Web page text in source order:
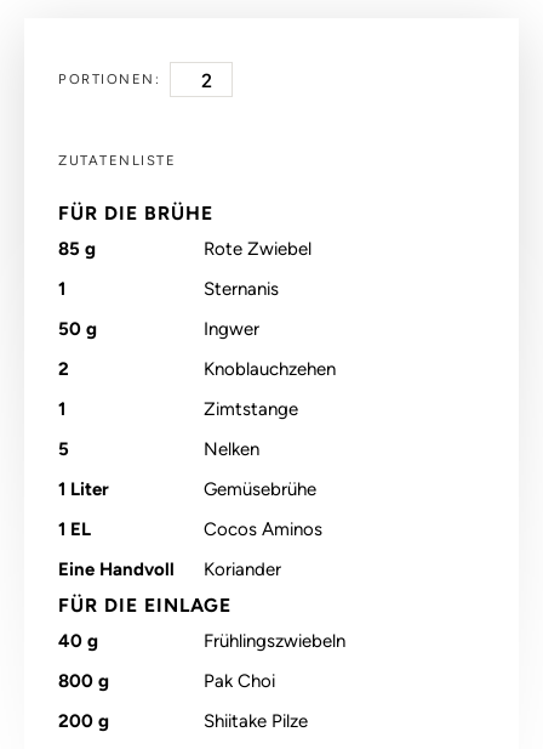
PORTIONEN:
ZUTATENLISTE
FÜR DIE BRÜHE
85 g
Rote Zwiebel
1
Sternanis
50 g
Ingwer
2
Knoblauchzehen
1
Zimtstange
5
Nelken
1 Liter
Gemüsebrühe
1 EL
Cocos Aminos
Eine Handvoll
Koriander
FÜR DIE EINLAGE
40 g
Frühlingszwiebeln
800 g
Pak Choi
200 g
Shiitake Pilze